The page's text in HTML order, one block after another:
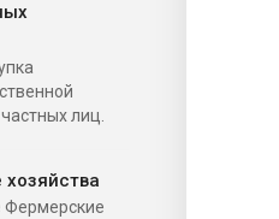
лиц.
Фермерские